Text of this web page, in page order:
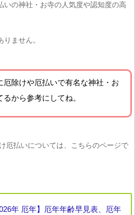
いの神社・お寺の人気度や認知度の高
ません。
厄除けや厄払いで有名な神社・お
るから参考にしてね。
厄払いについては、こちらのページで
年 厄年】厄年年齢早見表、厄年